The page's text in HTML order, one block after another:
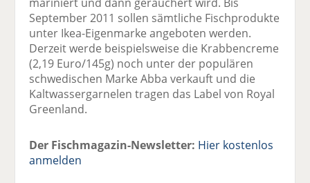
September 2011 sollen sämtliche Fischprodukte
unter Ikea-Eigenmarke angeboten werden.
Derzeit werde beispielsweise die Krabbencreme
(2,19 Euro/145g) noch unter der populären
schwedischen Marke Abba verkauft und die
Kaltwassergarnelen tragen das Label von Royal
Greenland.
Der Fischmagazin-Newsletter: Hier kostenlos
anmelden